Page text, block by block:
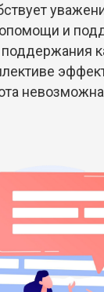
и
поддержания